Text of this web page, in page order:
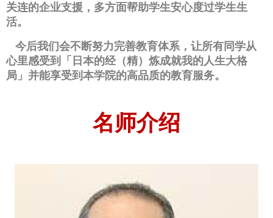
关连的企业支援， 多方面帮助学生安心度过学生生
活。
今后我们会不断努力完善教育体系， 让所有同学从
心里感受到「日本的经（精）炼成就我的人生大格
局」 并能享受到本学院的高品质的教育服务。
名师介绍